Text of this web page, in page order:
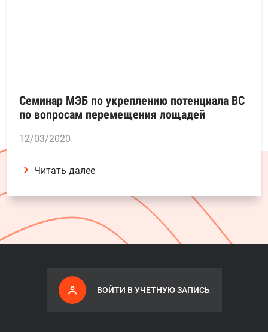
Семинар МЭБ по укреплению потенциала ВС
по вопросам перемещения лощадей
12/03/2020
Читать далее
ВОЙТИ В УЧЕТНУЮ ЗАПИСЬ